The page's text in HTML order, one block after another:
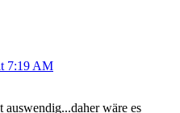
7:19 AM
wäre es